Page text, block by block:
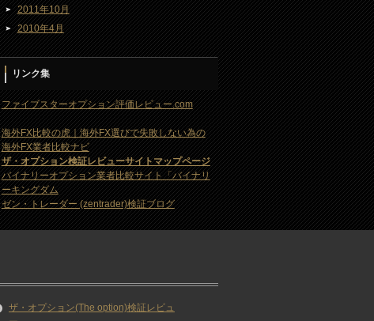
2011年10月
2010年4月
リンク集
ファイブスターオプション評価レビュー.com
海外FX比較の虎｜海外FX選びで失敗しない為の
海外FX業者比較ナビ
ザ・オプション検証レビューサイトマップページ
バイナリーオプション業者比較サイト「バイナリ
ーキングダム
ゼン・トレーダー (zentrader)検証ブログ
ザ・オプション(The option)検証レビュ